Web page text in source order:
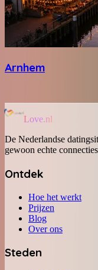
Arnhem
Love.nl
De Nederlandse
gewoon echte
Ontdek
Hoe het werkt
Prijzen
Blog
Over ons
Steden